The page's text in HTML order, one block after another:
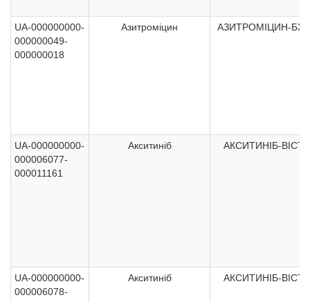
UA-000000000-
000000049-
000000018
Азитроміцин АЗИТРОМІЦИН-
UA-000000000-
000006077-
000011161
Акситиніб АКСИТИНІБ-ВІСТА
UA-000000000-
000006078-
Акситиніб АКСИТИНІБ-ВІСТА